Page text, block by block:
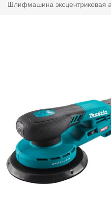
Шлифмашина эксцентриковая